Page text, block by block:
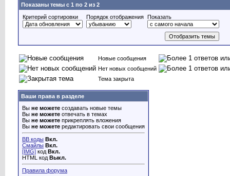
Показаны темы с 1 по 2 из 2
Критерий сортировки
Порядок отображения Показать
Новые сообщения
Нет новых сообщений
Тема закрыта
Ваши права в разделе
Вы не можете создавать новые темы
Вы не можете отвечать в темах
Вы не можете прикреплять вложения
Вы не можете редактировать свои сообщения
BB коды Вкл.
Смайлы Вкл.
[IMG] код Вкл.
HTML код Выкл.
Правила форума